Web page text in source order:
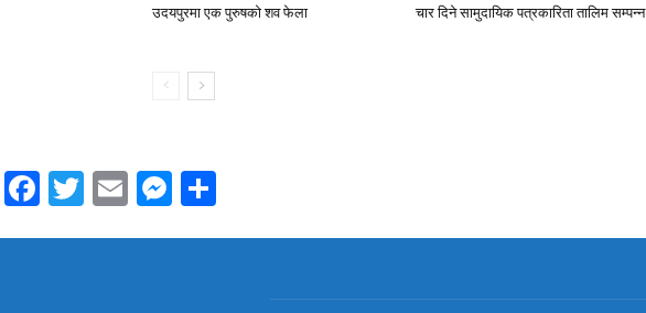
उदयपुरमा एक पुरुषको शव फेला चार दिने सामुदायिक पत्रकारिता तालिम सम्पन्न
Facebook
Twitter
EmailMessenger